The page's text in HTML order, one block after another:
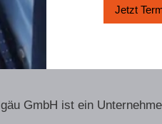
Jetzt
GmbH ist ein